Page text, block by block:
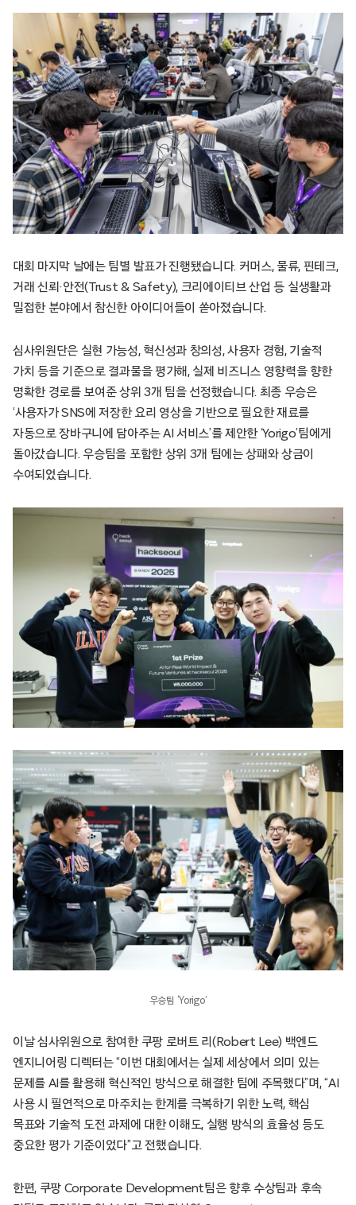
대회 마지막 날에는 팀별 발표가 진행됐습니다. 커머스, 물류, 핀테크,
거래 신뢰·안전(Trust & Safety), 크리에이티브 산업 등 실생활과
밀접한 분야에서 참신한 아이디어들이 쏟아졌습니다.
심사위원단은 실현 가능성, 혁신성과 창의성, 사용자 경험, 기술적
가치 등을 기준으로 결과물을 평가해, 실제 비즈니스 영향력을 향한
명확한 경로를 보여준 상위 3개 팀을 선정했습니다. 최종 우승은
‘사용자가 SNS에 저장한 요리 영상을 기반으로 필요한 재료를
자동으로 장바구니에 담아주는 AI 서비스’를 제안한 ‘Yorigo’팀에게
돌아갔습니다. 우승팀을 포함한 상위 3개 팀에는 상패와 상금이
수여되었습니다.
우승팀 ‘Yorigo’
이날 심사위원으로 참여한 쿠팡 로버트 리(Robert Lee) 백엔드
엔지니어링 디렉터는 “이번 대회에서는 실제 세상에서 의미 있는
문제를 AI를 활용해 혁신적인 방식으로 해결한 팀에 주목했다”며, “AI
사용 시 필연적으로 마주치는 한계를 극복하기 위한 노력, 핵심
목표와 기술적 도전 과제에 대한 이해도, 실행 방식의 효율성 등도
중요한 평가 기준이었다”고 전했습니다.
한편, 쿠팡 Corporate Development팀은 향후 수상팀과 후속